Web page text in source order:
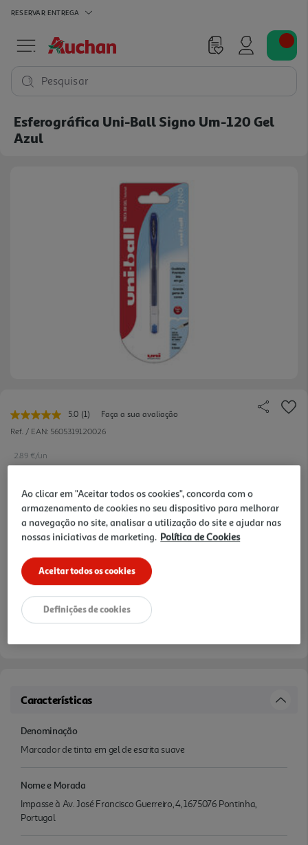
RESERVAR ENTREGA
Pesquisar
Esferográfica Uni-Ball Signo Um-120 Gel
Azul
5.0 Leu
uma
para
página.
(1)
Faça a sua avaliação
Ref. / EAN: 5605319120026
2.89 €/un
2,89 €
Características
Denominação
Marcador de tinta em gel de escrita suave
Nome e Morada
Impasse à Av. José Francisco Guerreiro, 4, 1675076 Pontinha,
Portugal
Ao clicar em "Aceitar todos os cookies", concorda com o
armazenamento de cookies no seu dispositivo para melhorar
a navegação no site, analisar a utilização do site e ajudar nas
nossas iniciativas de marketing. Política de Cookies
Aceitar todos os cookies
Definições de cookies